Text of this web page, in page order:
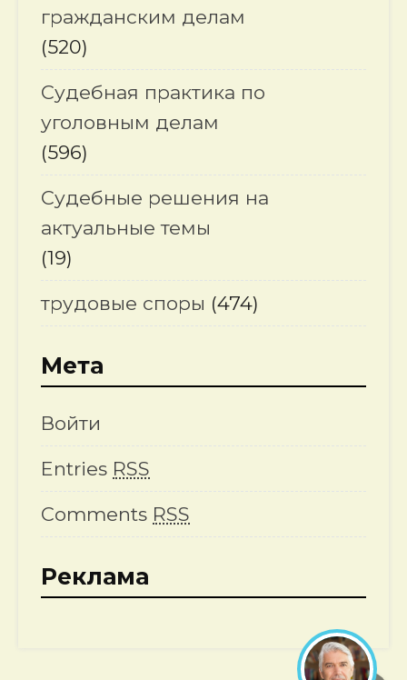
гражданским делам
(520)
Судебная практика по
уголовным делам
(596)
Судебные решения на
актуальные темы
(19)
трудовые споры (474)
Мета
Войти
Entries RSS
Comments RSS
Реклама